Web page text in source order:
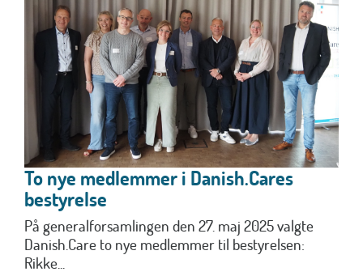
To nye medlemmer i Danish.Cares
bestyrelse
På generalforsamlingen den 27. maj 2025 valgte
Danish.Care to nye medlemmer til bestyrelsen:
Rikke...